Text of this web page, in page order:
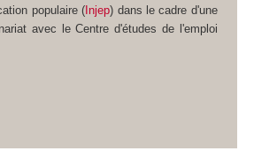
populaire ( Injep) dans le cadre d'une
avec le Centre d'études de l'emploi